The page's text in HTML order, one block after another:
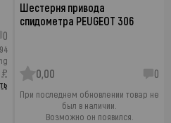
0
₽
Шестерня привода
спидометра PEUGEOT 306
0,00 0
При последнем обновлении товар не
был в наличии.
Возможно он появился.